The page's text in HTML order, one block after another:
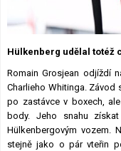
Hülkenberg udělal totéž
Romain Grosjean odjíždí
Charlieho Whitinga.
po zastávce v boxech,
body. Jeho snahu
Hülkenbergovým vozem.
stejně jako o pár vteřin